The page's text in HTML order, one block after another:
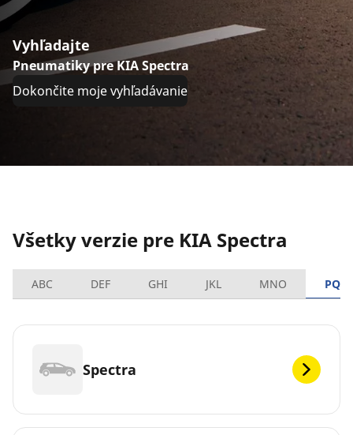
Vyhľadajte
Pneumatiky pre KIA Spectra
Dokončite moje vyhľadávanie
Všetky verzie pre KIA Spectra
ABC DEF GHI JKL MNO PQRS
Spectra